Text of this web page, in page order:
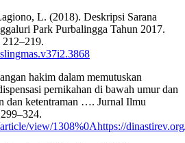
L. (2018). Deskripsi Sarana
Park Purbalingga Tahun 2017.
hakim dalam memutuskan
pernikahan di bawah umur dan
dan ketentraman …. Jurnal Ilmu
view/1308%0Ahttps://